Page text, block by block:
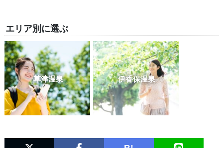
エリア別に選ぶ
草津温泉 伊香保温泉